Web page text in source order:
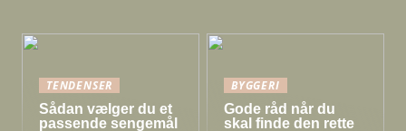
TENDENSER
Sådan vælger du et
passende sengemål
BYGGERI
Gode råd når du
skal finde den rette